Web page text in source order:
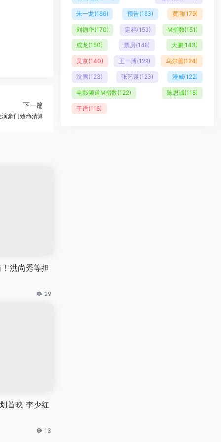
下一篇
演豪门致命清算
洪尚秀等担
29
首映 李少红
13
朱一龙(186) 预告(183) 黄渤(179)
刘德华(170) 定档(153) M指数(151)
成龙(150) 票房(148) 大鹏(143)
吴京(140) 王一博(129) 乌尔善(124)
沈腾(123) 张艺谋(123) 漫威(122)
电影频道M指数(122) 陈思诚(118)
于适(116)